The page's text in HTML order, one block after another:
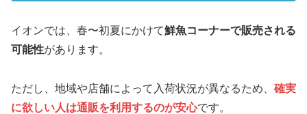
イオンでは、春〜初夏にかけて鮮魚コーナーで販売される
可能性があります。
ただし、地域や店舗によって入荷状況が異なるため、 確実
に欲しい人は通販を利用するのが安心です。